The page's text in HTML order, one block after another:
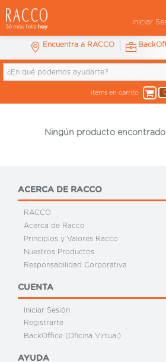
Iniciar
Encuentra a RACCO
items en carrito
Ningún producto encontrado
ACERCA DE RACCO
RACCO
Acerca de Racco
Principios y Valores Racco
Nuestros Productos
Responsabilidad Corporativa
CUENTA
Iniciar Sesión
Registrarte
BackOffice (Oficina Virtual)
AYUDA